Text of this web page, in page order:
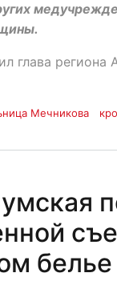
глава региона
Мечникова
белье